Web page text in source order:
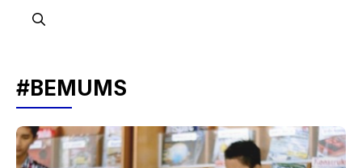
#BEMUMS